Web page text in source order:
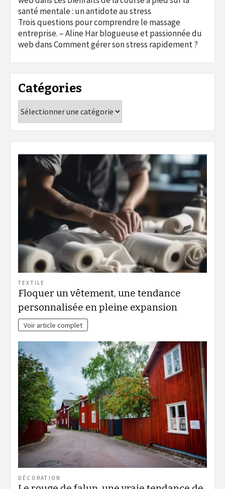
santé mentale : un antidote au stress
Trois questions pour comprendre le massage
entreprise. – Aline Har blogueuse et passionnée du
webdansComment gérer son stress rapidement ?
Catégories
TEXTILE
Floquer un vêtement, une tendance
personnalisée en pleine expansion
Voir article complet
DÉCORATION